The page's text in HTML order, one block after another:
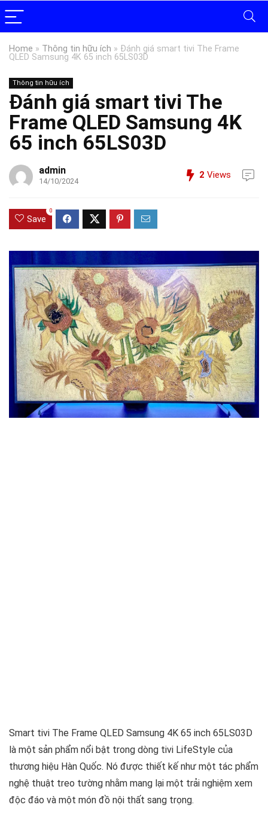
Home » Thông tin hữu ích » Đánh giá smart tivi The Frame
QLED Samsung 4K 65 inch 65LS03D
Thông tin hữu ích
Đánh giá smart tivi The
Frame QLED Samsung 4K
65 inch 65LS03D
admin
14/10/2024
2 Views
Save
0
Smart tivi The Frame QLED Samsung 4K 65 inch 65LS03D
là một sản phẩm nổi bật trong dòng tivi LifeStyle của
thương hiệu Hàn Quốc. Nó được thiết kế như một tác phẩm
nghệ thuật treo tường nhằm mang lại một trải nghiệm xem
độc đáo và một món đồ nội thất sang trọng.